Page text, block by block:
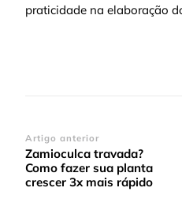
praticidade na elaboração
Navegação
de
post
Artigo anterior
Zamioculca travada?
Como fazer sua planta
crescer 3x mais rápido